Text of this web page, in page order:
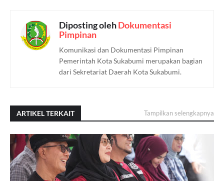
Diposting olehDokumentasi
Pimpinan
Komunikasi dan Dokumentasi Pimpinan
Pemerintah Kota Sukabumi merupakan bagian
dari Sekretariat Daerah Kota Sukabumi.
ARTIKEL TERKAIT Tampilkan selengkapnya